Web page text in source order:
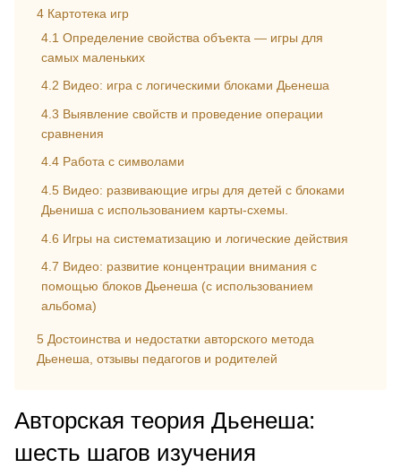
4Картотека игр
4.1 Определение свойства объекта — игры для
самых маленьких
4.2 Видео: игра с логическими блоками Дьенеша
4.3 Выявление свойств и проведение операции
сравнения
4.4Работа с символами
4.5Видео: развивающие игры для детей с блоками
Дьениша с использованием карты-схемы.
4.6 Игры на систематизацию и логические действия
4.7 Видео: развитие концентрации внимания с
помощью блоков Дьенеша (с использованием
альбома)
5Достоинства и недостатки авторского метода
Дьенеша, отзывы педагогов и родителей
Авторская теория Дьенеша:
шесть шагов изучения